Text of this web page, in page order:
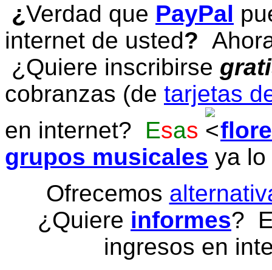
¿Verdad que PayPal
internet de usted?
¿Quiere inscribirse
cobranzas (de tarjetas
en internet? Esas
grupos musicales ya
Ofrecemos
¿Quiere informes?
ingresos en